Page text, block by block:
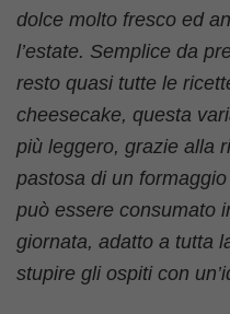
dolce molto fresco ed
l’estate. Semplice da
resto quasi tutte le
cheesecake, questa
più leggero, grazie alla
pastosa di un
può essere consumato
giornata, adatto a tutta
stupire gli ospiti con